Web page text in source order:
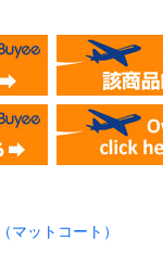
マットコート）